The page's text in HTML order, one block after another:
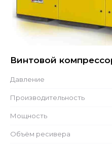
Винтовой
Давление
Производительность
Мощность
Объём ресивера